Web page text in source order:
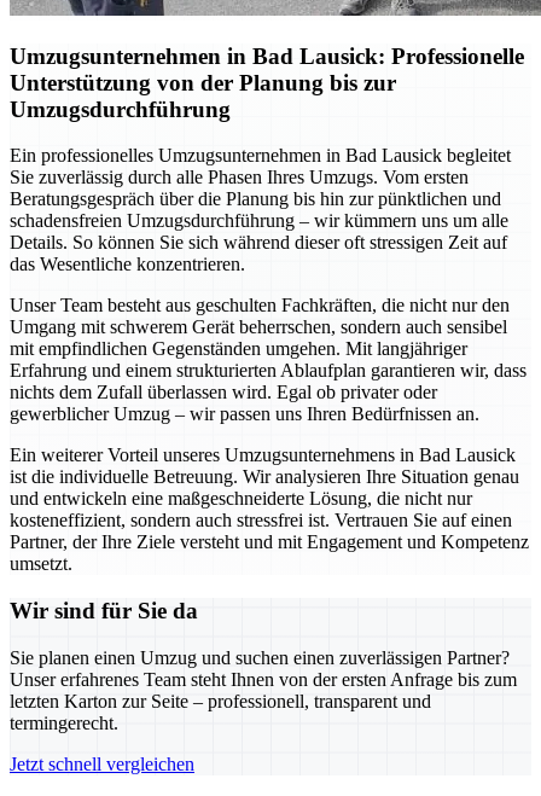
Umzugsunternehmen in Bad Lausick: Professionelle
Unterstützung von der Planung bis zur
Umzugsdurchführung
Ein professionelles Umzugsunternehmen in Bad Lausick begleitet
Sie zuverlässig durch alle Phasen Ihres Umzugs. Vom ersten
Beratungsgespräch über die Planung bis hin zur pünktlichen und
schadensfreien Umzugsdurchführung – wir kümmern uns um alle
Details. So können Sie sich während dieser oft stressigen Zeit auf
das Wesentliche konzentrieren.
Unser Team besteht aus geschulten Fachkräften, die nicht nur den
Umgang mit schwerem Gerät beherrschen, sondern auch sensibel
mit empfindlichen Gegenständen umgehen. Mit langjähriger
Erfahrung und einem strukturierten Ablaufplan garantieren wir, dass
nichts dem Zufall überlassen wird. Egal ob privater oder
gewerblicher Umzug – wir passen uns Ihren Bedürfnissen an.
Ein weiterer Vorteil unseres Umzugsunternehmens in Bad Lausick
ist die individuelle Betreuung. Wir analysieren Ihre Situation genau
und entwickeln eine maßgeschneiderte Lösung, die nicht nur
kosteneffizient, sondern auch stressfrei ist. Vertrauen Sie auf einen
Partner, der Ihre Ziele versteht und mit Engagement und Kompetenz
umsetzt.
Wir sind für Sie da
Sie planen einen Umzug und suchen einen zuverlässigen Partner?
Unser erfahrenes Team steht Ihnen von der ersten Anfrage bis zum
letzten Karton zur Seite – professionell, transparent und
termingerecht.
Jetzt schnell vergleichen